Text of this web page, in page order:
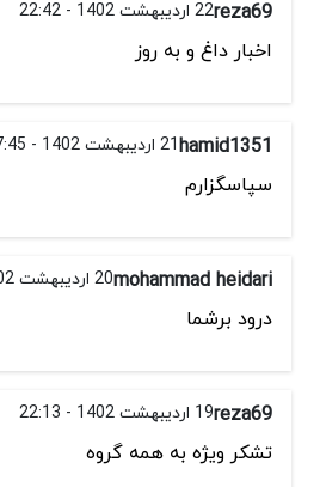
reza6922 اردیبهشت 1402 - 22:42
اخبار داغ و به روز
hamid135121 اردیبهشت 1402 - 07:45
سپاسگزارم
mohammad heidari20 اردیبهشت 1402 - 06:37
درود برشما
reza6919 اردیبهشت 1402 - 22:13
تشکر ویژه به همه گروه